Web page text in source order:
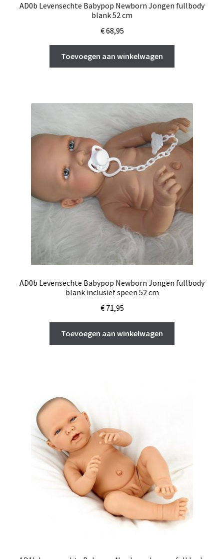
AD0b Levensechte Babypop Newborn Jongen fullbody
blank 52 cm
€68,95
Toevoegen aan winkelwagen
AD0b Levensechte Babypop Newborn Jongen fullbody
blank inclusief speen 52 cm
€71,95
Toevoegen aan winkelwagen